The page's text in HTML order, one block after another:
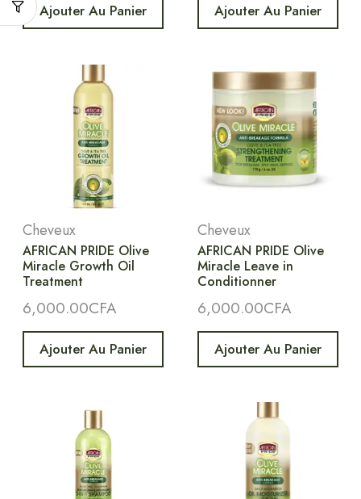
Ajouter Au Panier Ajouter Au Panier
Cheveux
AFRICAN PRIDE Olive
Miracle Growth Oil
Treatment
6,000.00CFA
Ajouter Au Panier
Cheveux
AFRICAN PRIDE Olive
Miracle Leave in
Conditionner
6,000.00CFA
Ajouter Au Panier